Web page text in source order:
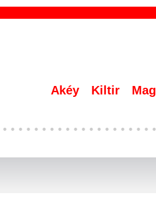
Akéy Kiltir Mag